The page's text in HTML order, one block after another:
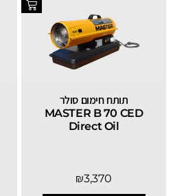
תותח חימום סולר
MASTER B 70 CED
Direct Oil
₪3,370